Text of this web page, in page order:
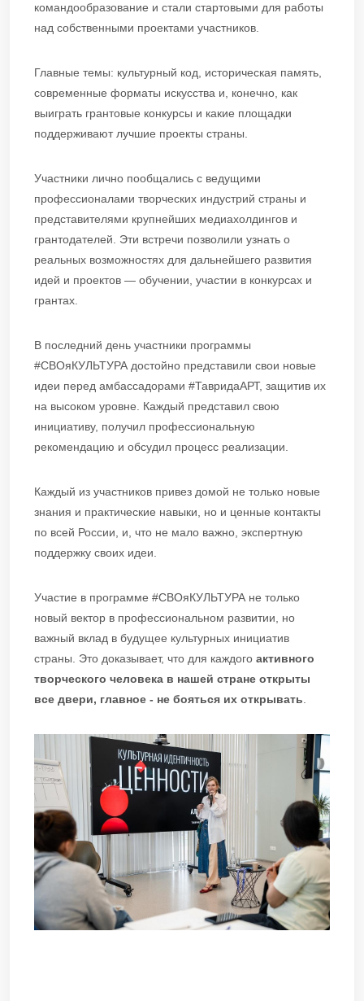
командообразование и стали стартовыми для работы
над собственными проектами участников.
Главные темы: культурный код, историческая память,
современные форматы искусства и, конечно, как
выиграть грантовые конкурсы и какие площадки
поддерживают лучшие проекты страны.
Участники лично пообщались с ведущими
профессионалами творческих индустрий страны и
представителями крупнейших медиахолдингов и
грантодателей. Эти встречи позволили узнать о
реальных возможностях для дальнейшего развития
идей и проектов — обучении, участии в конкурсах и
грантах.
В последний день участники программы
#СВОяКУЛЬТУРА достойно представили свои новые
идеи перед амбассадорами #ТавридаАРТ, защитив их
на высоком уровне. Каждый представил свою
инициативу, получил профессиональную
рекомендацию и обсудил процесс реализации.
Каждый из участников привез домой не только новые
знания и практические навыки, но и ценные контакты
по всей России, и, что не мало важно, экспертную
поддержку своих идеи.
Участие в программе #СВОяКУЛЬТУРА не только
новый вектор в профессиональном развитии, но
важный вклад в будущее культурных инициатив
страны. Это доказывает, что для каждого активного
творческого человека в нашей стране открыты
все двери, главное - не бояться их открывать.